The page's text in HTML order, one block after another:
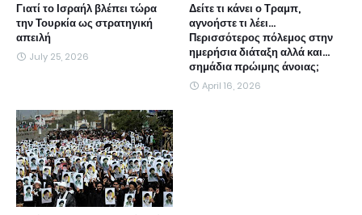
Γιατί το Ισραήλ βλέπει τώρα
την Τουρκία ως στρατηγική
απειλή
July 25, 2026
Δείτε τι κάνει ο Τραμπ,
αγνοήστε τι λέει...
Περισσότερος πόλεμος στην
ημερήσια διάταξη αλλά και...
σημάδια πρώιμης άνοιας;
April 16, 2026